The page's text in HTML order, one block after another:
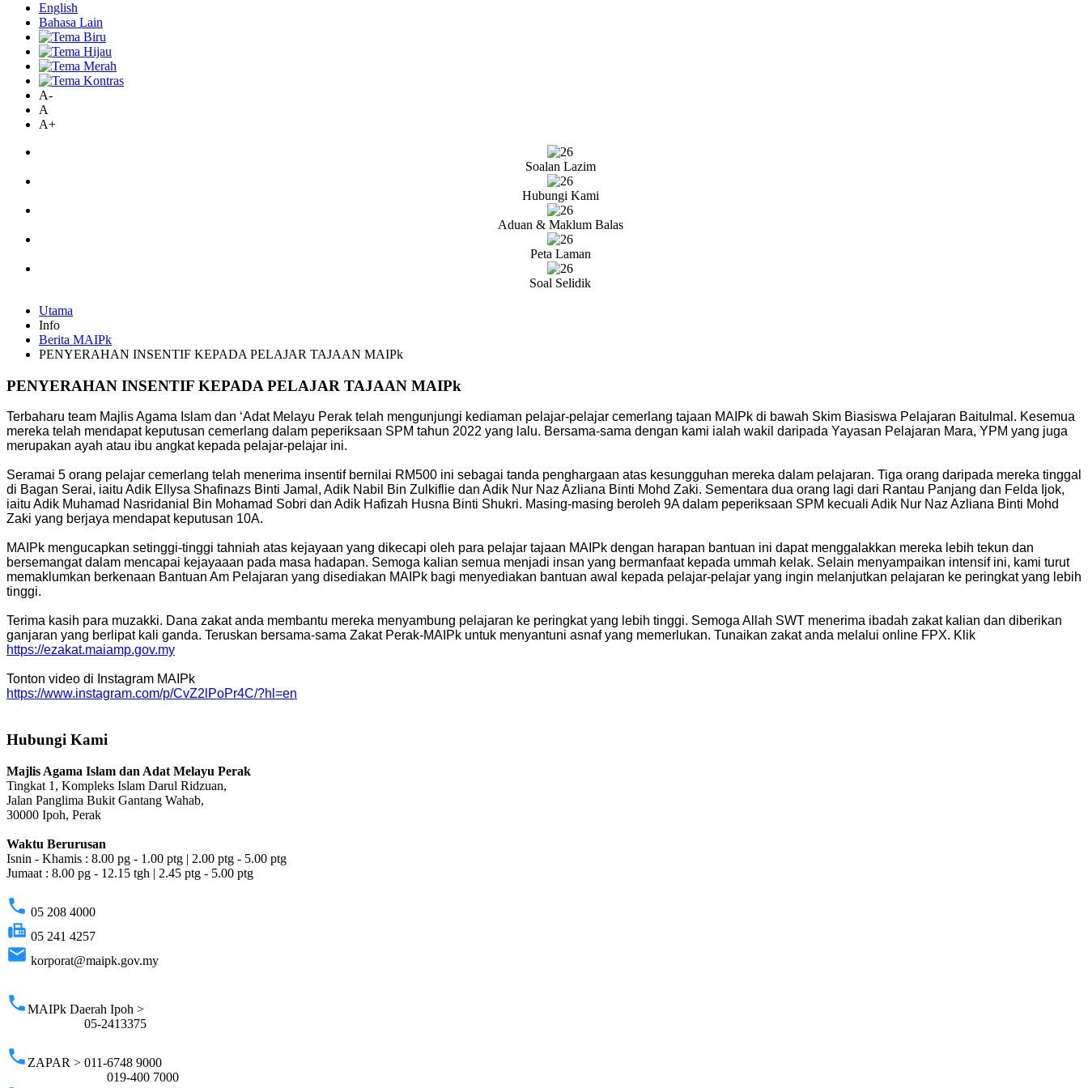
English
Bahasa Lain
A-
A
A+
Soalan Lazim
Hubungi Kami
Aduan & Maklum Balas
Peta Laman
Soal Selidik
Utama
Info
Berita MAIPk
PENYERAHAN INSENTIF KEPADA PELAJAR TAJAAN MAIPk
PENYERAHAN INSENTIF KEPADA PELAJAR TAJAAN MAIPk
Terbaharu team Majlis Agama Islam dan ‘Adat Melayu Perak telah mengunjungi kediaman pelajar-pelajar cemerlang tajaan MAIPk di bawah Skim Biasiswa Pelajaran Baitulmal. Kesemua
mereka telah mendapat keputusan cemerlang dalam peperiksaan SPM tahun 2022 yang lalu. Bersama-sama dengan kami ialah wakil daripada Yayasan Pelajaran Mara, YPM yang juga
merupakan ayah atau ibu angkat kepada pelajar-pelajar ini.
Seramai 5 orang pelajar cemerlang telah menerima insentif bernilai RM500 ini sebagai tanda penghargaan atas kesungguhan mereka dalam pelajaran. Tiga orang daripada mereka tinggal
di Bagan Serai, iaitu Adik Ellysa Shafinazs Binti Jamal, Adik Nabil Bin Zulkiflie dan Adik Nur Naz Azliana Binti Mohd Zaki. Sementara dua orang lagi dari Rantau Panjang dan Felda Ijok,
iaitu Adik Muhamad Nasridanial Bin Mohamad Sobri dan Adik Hafizah Husna Binti Shukri. Masing-masing beroleh 9A dalam peperiksaan SPM kecuali Adik Nur Naz Azliana Binti Mohd
Zaki yang berjaya mendapat keputusan 10A.
MAIPk mengucapkan setinggi-tinggi tahniah atas kejayaan yang dikecapi oleh para pelajar tajaan MAIPk dengan harapan bantuan ini dapat menggalakkan mereka lebih tekun dan
bersemangat dalam mencapai kejayaaan pada masa hadapan. Semoga kalian semua menjadi insan yang bermanfaat kepada ummah kelak. Selain menyampaikan intensif ini, kami turut
memaklumkan berkenaan Bantuan Am Pelajaran yang disediakan MAIPk bagi menyediakan bantuan awal kepada pelajar-pelajar yang ingin melanjutkan pelajaran ke peringkat yang lebih
tinggi.
Terima kasih para muzakki. Dana zakat anda membantu mereka menyambung pelajaran ke peringkat yang lebih tinggi. Semoga Allah SWT menerima ibadah zakat kalian dan diberikan
ganjaran yang berlipat kali ganda. Teruskan bersama-sama Zakat Perak-MAIPk untuk menyantuni asnaf yang memerlukan. Tunaikan zakat anda melalui online FPX. Klik
https://ezakat.maiamp.gov.my
Tonton video di Instagram MAIPk
https://www.instagram.com/p/CvZ2lPoPr4C/?hl=en
Hubungi Kami
Majlis Agama Islam dan Adat Melayu Perak
Tingkat 1, Kompleks Islam Darul Ridzuan,
Jalan Panglima Bukit Gantang Wahab,
30000 Ipoh, Perak
Waktu Berurusan
Isnin - Khamis : 8.00 pg - 1.00 ptg | 2.00 ptg - 5.00 ptg
Jumaat : 8.00 pg - 12.15 tgh | 2.45 ptg - 5.00 ptg
phone 05 208 4000
fax 05 241 4257
email korporat@maipk.gov.my
phoneMAIPk Daerah Ipoh >
05-2413375
phone ZAPAR > 011-6748 9000
019-400 7000